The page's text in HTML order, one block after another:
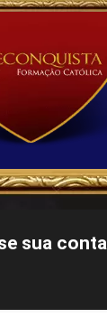
sua conta